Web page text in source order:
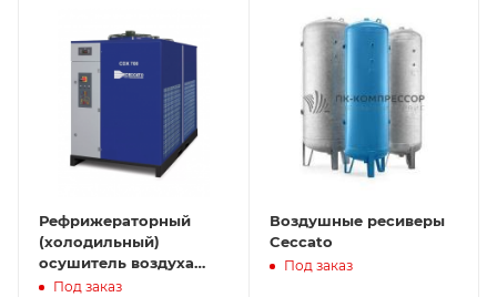
Рефрижераторный
(холодильный)
осушитель воздуха
CDX700
Под заказ
Воздушные ресиверы
Ceccato
Под заказ